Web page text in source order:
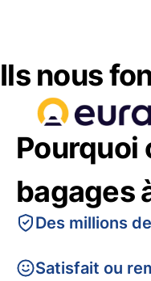
Ils nous
Pourquoi
bagages
Des millions
Satisfait ou